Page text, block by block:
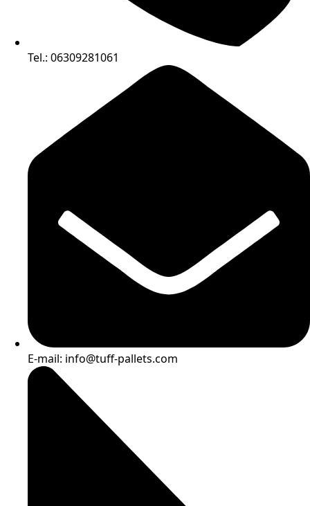
Tel.: 06309281061
E-mail: info@tuff-pallets.com